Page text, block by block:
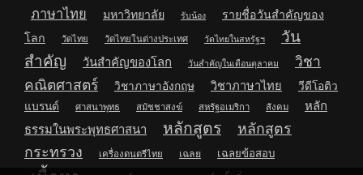
ภาษาไทย มหาวิทยาลัย รับน้อง
รายชื่อวันสำคัญของ
โลก
วัดไทย วัดไทยในต่างประเทศ วัดไทยในสหรัฐฯ
วัน
สำคัญ
วันสำคัญของโลก วันสำคัญในเดือนตุลาคม
วิชา
คณิตศาสตร์
วิชาภาษาอังกฤษ วิชาภาษาไทย
วีดีโอติว
แบรนด์
ศาสนาพุทธ สมัชชาสงฆ์ สหรัฐอเมริกา สังคม
หลัก
ธรรมในพระพุทธศาสนา
หลักสูตร
หลักสูตร
กระทรวง
เครื่องดนตรีไทย เฉลย เฉลยข้อสอบ